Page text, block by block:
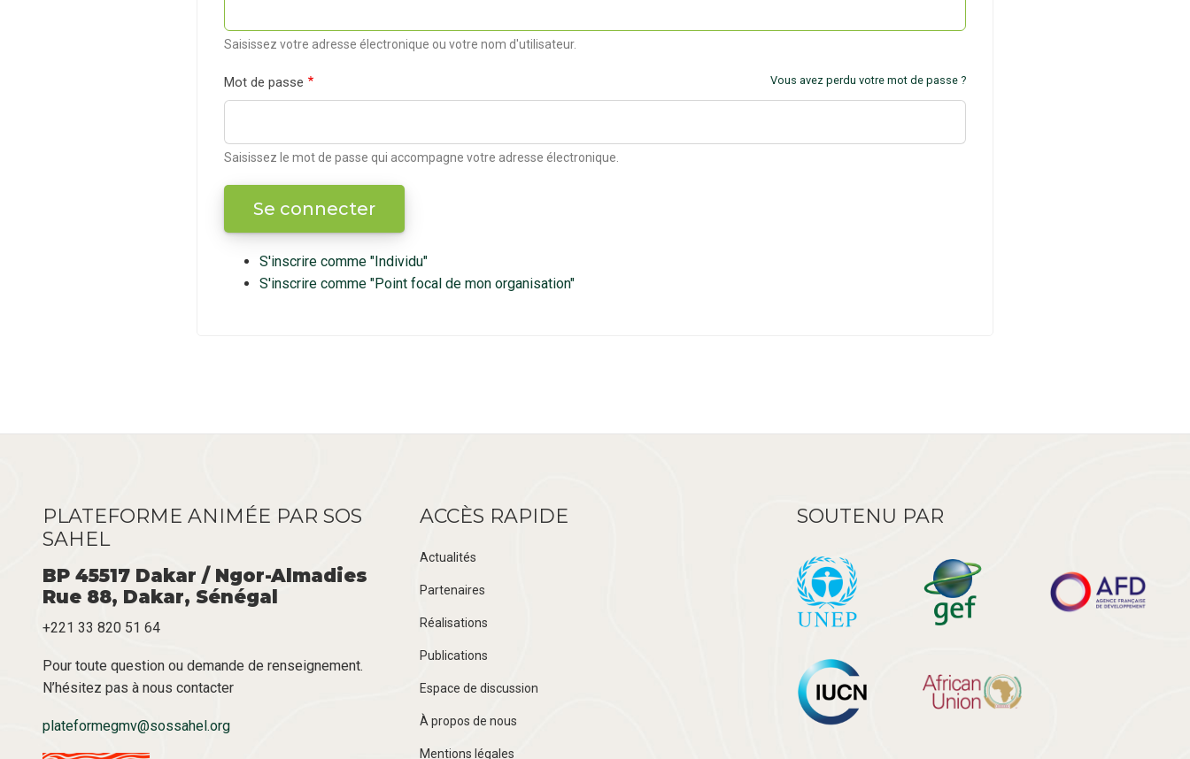
Saisissez votre adresse électronique ou votre nom d'utilisateur.
Mot de passe
Saisissez le mot de passe qui accompagne votre adresse électronique.
Vous avez perdu votre mot de passe ?
S'inscrire comme "Individu"
S'inscrire comme "Point focal de mon organisation"
PLATEFORME ANIMÉE PAR SOS
SAHEL
BP 45517 Dakar / Ngor-Almadies
Rue 88, Dakar, Sénégal
+221 33 820 51 64
Pour toute question ou demande de renseignement.
N’hésitez pas à nous contacter
plateformegmv@sossahel.org
ACCÈS RAPIDE
Actualités
Partenaires
Réalisations
Publications
Espace de discussion
À propos de nous
Mentions légales
SOUTENU PAR